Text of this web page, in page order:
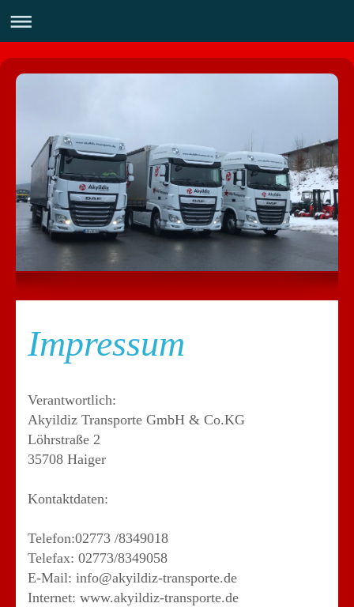
Impressum
Verantwortlich:
Akyildiz Transporte GmbH & Co.KG
Löhrstraße 2
35708 Haiger
Kontaktdaten:
Telefon:02773 /8349018
Telefax: 02773/8349058
E-Mail: info@akyildiz-transporte.de
Internet: www.akyildiz-transporte.de